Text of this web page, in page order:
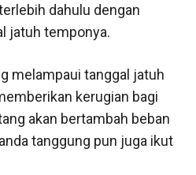
dahulu dengan
jatuh temponya.
melampaui tanggal jatuh
kerugian bagi
akan bertambah beban
tanggung pun juga ikut